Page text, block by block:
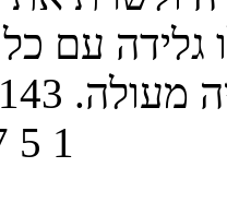
גלידה עם
מעולה.
5 1